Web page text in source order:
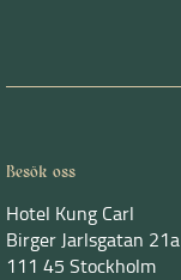
Besök oss
Hotel Kung Carl
Birger Jarlsgatan 21a
111 45 Stockholm